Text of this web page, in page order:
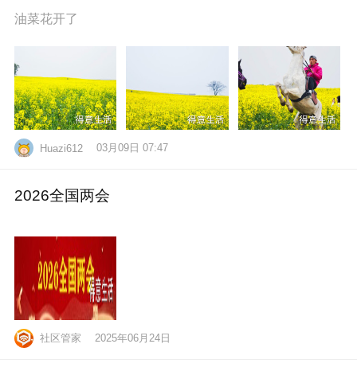
油菜花开了
Huazi612 03月09日 07:47
2026全国两会
社区管家 2025年06月24日